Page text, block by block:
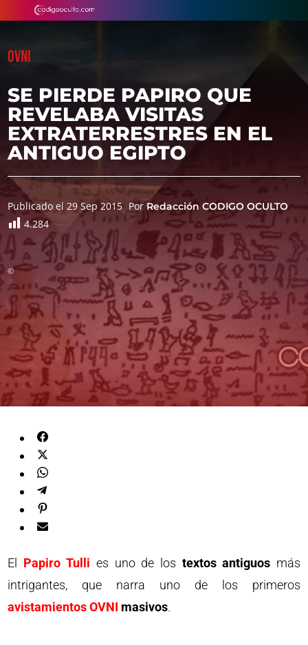
OVNI
SE PIERDE PAPIRO QUE
REVELABA VISITAS
EXTRATERRESTRES EN EL
ANTIGUO EGIPTO
Publicado el 29 Sep 2015 Por Redacción CODIGO OCULTO
4.284
©
El Papiro Tulli es uno de los textos antiguos más
intrigantes, que narra uno de los primeros
avistamientos OVNI masivos.